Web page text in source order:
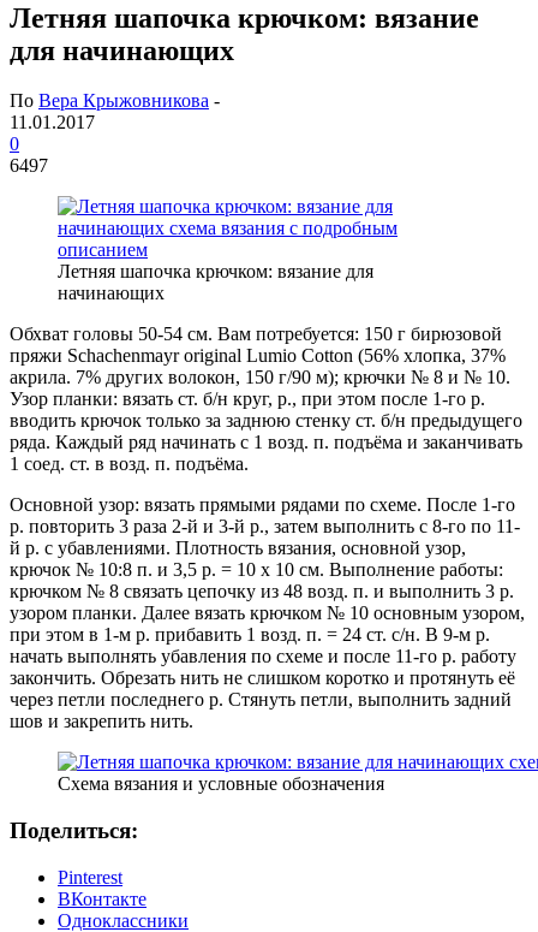
Летняя шапочка крючком: вязание
для начинающих
По Вера Крыжовникова -
11.01.2017
0
6497
Летняя шапочка крючком: вязание для
начинающих
Обхват головы 50-54 см. Вам потребуется: 150 г бирюзовой
пряжи Schachenmayr original Lumio Cotton (56% хлопка, 37%
акрила. 7% других волокон, 150 г/90 м); крючки № 8 и № 10.
Узор планки: вязать ст. б/н круг, р., при этом после 1-го р.
вводить крючок только за заднюю стенку ст. б/н предыдущего
ряда. Каждый ряд начинать с 1 возд. п. подъёма и заканчивать
1 соед. ст. в возд. п. подъёма.
Основной узор: вязать прямыми рядами по схеме. После 1-го
р. повторить 3 раза 2-й и 3-й р., затем выполнить с 8-го по 11-
й р. с убавлениями. Плотность вязания, основной узор,
крючок № 10:8 п. и 3,5 р. = 10 х 10 см. Выполнение работы:
крючком № 8 связать цепочку из 48 возд. п. и выполнить 3 р.
узором планки. Далее вязать крючком № 10 основным узором,
при этом в 1-м р. прибавить 1 возд. п. = 24 ст. с/н. В 9-м р.
начать выполнять убавления по схеме и после 11-го р. работу
закончить. Обрезать нить не слишком коротко и протянуть её
через петли последнего р. Стянуть петли, выполнить задний
шов и закрепить нить.
Схема вязания и условные обозначения
Поделиться:
Pinterest
ВКонтакте
Одноклассники